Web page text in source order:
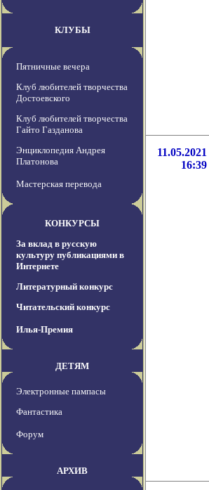
КЛУБЫ
Пятничные вечера
Клуб любителей творчества
Достоевского
Клуб любителей творчества
Гайто Газданова
Энциклопедия Андрея
Платонова
Мастерская перевода
КОНКУРСЫ
За вклад в русскую
культуру публикациями в
Интернете
Литературный конкурс
Читательский конкурс
Илья-Премия
ДЕТЯМ
Электронные пампасы
Фантастика
Форум
АРХИВ
11.05.2021
16:39